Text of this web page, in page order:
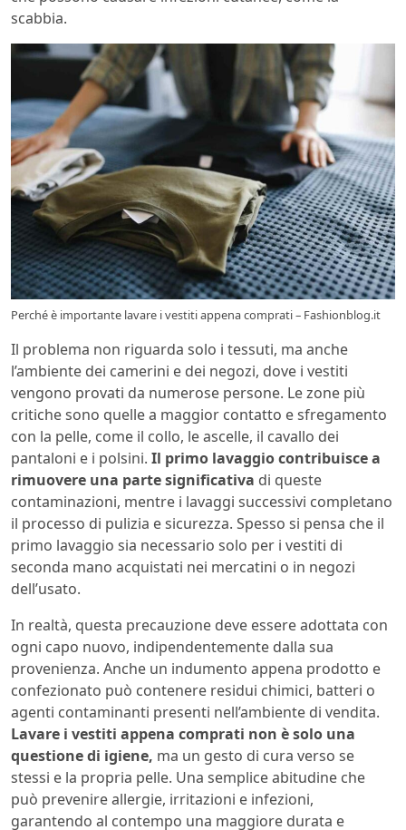
scabbia.
Perché è importante lavare i vestiti appena comprati – Fashionblog.it
Il problema non riguarda solo i tessuti, ma anche
l’ambiente dei camerini e dei negozi, dove i vestiti
vengono provati da numerose persone. Le zone più
critiche sono quelle a maggior contatto e sfregamento
con la pelle, come il collo, le ascelle, il cavallo dei
pantaloni e i polsini. Il primo lavaggio contribuisce a
rimuovere una parte significativa di queste
contaminazioni, mentre i lavaggi successivi completano
il processo di pulizia e sicurezza. Spesso si pensa che il
primo lavaggio sia necessario solo per i vestiti di
seconda mano acquistati nei mercatini o in negozi
dell’usato.
In realtà, questa precauzione deve essere adottata con
ogni capo nuovo, indipendentemente dalla sua
provenienza. Anche un indumento appena prodotto e
confezionato può contenere residui chimici, batteri o
agenti contaminanti presenti nell’ambiente di vendita.
Lavare i vestiti appena comprati non è solo una
questione di igiene, ma un gesto di cura verso se
stessi e la propria pelle. Una semplice abitudine che
può prevenire allergie, irritazioni e infezioni,
garantendo al contempo una maggiore durata e